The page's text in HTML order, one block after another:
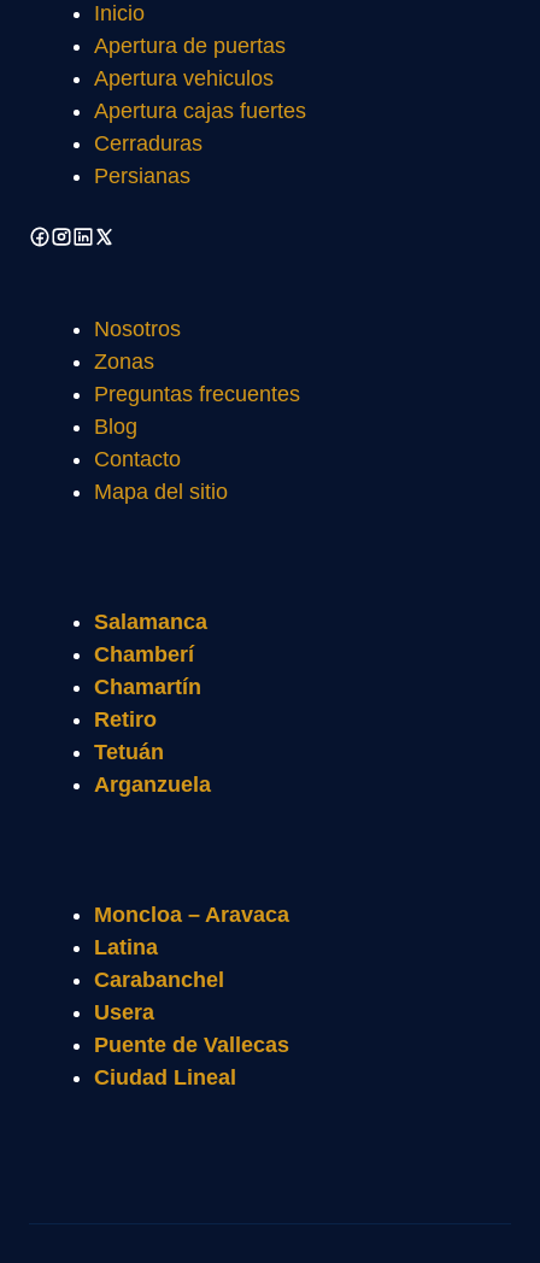
Inicio
Apertura de puertas
Apertura vehiculos
Apertura cajas fuertes
Cerraduras
Persianas
Nosotros
Zonas
Preguntas frecuentes
Blog
Contacto
Mapa del sitio
Salamanca
Chamberí
Chamartín
Retiro
Tetuán
Arganzuela
Moncloa – Aravaca
Latina
Carabanchel
Usera
Puente de Vallecas
Ciudad Lineal